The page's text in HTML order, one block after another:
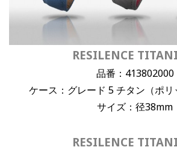
RESILENCE
品番：413802000
ケース：グレード 5 チタン（ポリ
サイズ：径38mm
RESILENCE